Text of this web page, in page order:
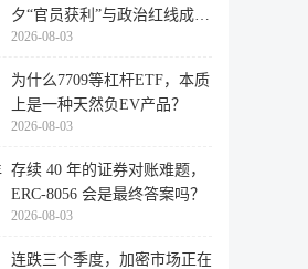
夕“官员获利”与政治红线成最
大
2026-08-03
为什么7709等杠杆ETF，本质
上是一种天然负EV产品？
2026-08-03
存续 40 年的证券对账难题，
ERC-8056 会是最终答案吗？
2026-08-03
连跌三个季度，加密市场正在